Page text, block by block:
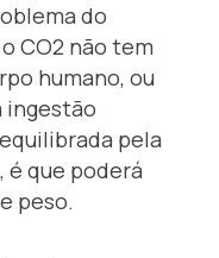
do
CO2 não tem
humano, ou
ingestão
pela
que poderá
peso.